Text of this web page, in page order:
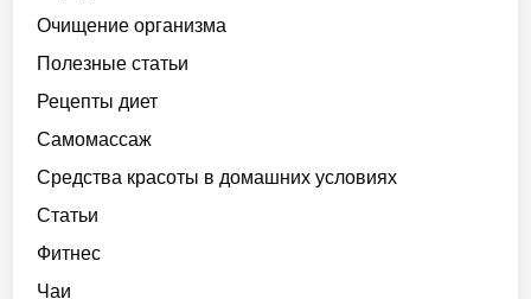
Очищение организма
Полезные статьи
Рецепты диет
Самомассаж
Средства красоты в домашних условиях
Статьи
Фитнес
Чаи